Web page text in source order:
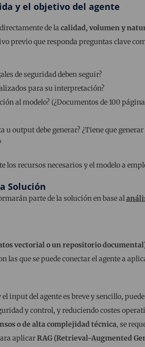
y el objetivo del agente
de la calidad, volumen y
previo que responda preguntas clave
de seguridad deben seguir?
para su interpretación?
al modelo? (¿Documentos de 100
u output debe generar? ¿Tiene que
recursos necesarios y el modelo a
Solución
parte de la solución en base al
vectorial o un repositorio
las que se puede conectar el agente a
input del agente es breve y sencillo,
y control, y reduciendo costes
o de alta complejidad técnica, se
aplicarRAG (Retrieval-Augmented